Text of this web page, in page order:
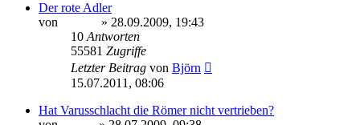
Der rote Adler
von
» 28.09.2009, 19:43
10Antworten
55581 Zugriffe
Letzter Beitrag von Björn
15.07.2011, 08:06
Hat Varusschlacht die Römer nicht vertrieben?